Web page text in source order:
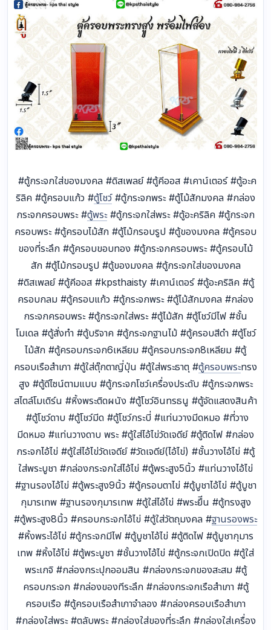
#ตู้กระจกใส่ของมงคล #ดิสเพลย์ #ตู้คีออส #เคาน์เตอร์ #ตู้อะค
ริลิค #ตู้ครอบแก้ว #ตู้โชว์#ตู้กระจกพระ #ตู้ไม้สักมงคล #กล่อง
กระจกครอบพระ #ตู้พระ#ตู้กระจกใส่พระ #ตู้อะคริลิค #ตู้กระจก
ครอบพระ #ตู้ครอบไม้สัก #ตู้ไม้กรอบรูป #ตู้ของมงคล #ตู้ครอบ
ของที่ระลึก #ตู้ครอบขอบทอง #ตู้กระจกครอบพระ #ตู้ครอบไม้
สัก #ตู้ไม้กรอบรูป #ตู้ของมงคล #ตู้กระจกใส่ของมงคล
#ดิสเพลย์ #ตู้คีออส #kpsthaisty #เคาน์เตอร์ #ตู้อะคริลิค #ตู้
ครอบกลม #ตู้ครอบแก้ว #ตู้กระจกพระ #ตู้ไม้สักมงคล #กล่อง
กระจกครอบพระ #ตู้กระจกใส่พระ #ตู้ไม้สัก #ตู้โชว์มีไฟ #ชั้น
โมเดล #ตู้สั่งทำ #ตู้บริจาค #ตู้กระจกฐานไม้ #ตู้ครอบสีดำ #ตู้โชว์
ไม้สัก #ตู้ครอบกระจก6เหลียม #ตู้ครอบกระจก8เหลียม #ตู้
ครอบเรือสำเภา #ตู้ใส่ตุ๊กตาญี่ปุ่น #ตู้ใส่พระธาตุ #ตู้ครอบพระทรง
สูง #ตู้ดีไซน์ตามแบบ #ตู้กระจกโชว์เครื่องประดับ #ตู้กระจกพระ
สไตล์โมเดิร์น #หิ้งพระติดผนัง #ตู้โชว์อินทรธนู #ตู้จัดแสดงสินค้า
#ตู้โชว์ดาบ #ตู้โชว์มีด #ตู้โชว์กระบี่ #แท่นวางมีดหมอ #ที่วาง
มีดหมอ #แท่นวางดาบ พระ #ตู้ใส่ไอ้ไข่วัดเจดีย์ #ตู้ติดไฟ #กล่อง
กระจกไอ้ไข่ #ตู้ใส่ไอ้ไข่วัดเจดีย์ #วัดเจดีย์(ไอ้ไข่) #ชั้นวางไอ้ไข่ #ตู้
ใส่พระบูชา #กล่องกระจกใส่ไอ้ไข่ #ตู้พระสูง5นิ้ว #แท่นวางไอ้ไข่
#ฐานรองไอ้ไข่ #ตู้พระสูง9นิ้ว #ตู้ครอบตาไข่ #ตู้บูชาไอ้ไข่ #ตู้บูชา
กุมารเทพ #ฐานรองกุมารเทพ #ตู้ใส่ไอ้ไข่ #พระยืีน #ตู้ทรงสูง
#ตู้พระสูง8นิ้ว #ครอบกระจกไอ้ไข่ #ตู้ใส่วัตถุมงคล #ฐานรองพระ
#หิ้งพระไอ้ไข่ #ตู้กระจกมีไฟ #ตู้บูชาไอ้ไข่ #ตู้ติดไฟ #ตู้บูชากุมาร
เทพ #หิ้งไอ้ไข่ #ตู้พระบูชา #ชั้นวางไอ้ไข่ #ตู้กระจกเปิดปิด #ตู้ใส่
พระเกจิ #กล่องกระปุกออมสิน #กล่องกระจกของสะสม #ตู้
ครอบกระจก #กล่องของทีระลึก #กล่องกระจกเรือสำเภา #ตู้
ครอบเรือ #ตู้ครอบเรือสำเภาจำลอง #กล่องครอบเรือสำเภา
#กล่องใส่พระ #ตลับพระ #กล่องใส่ของที่ระลึก #กล่องใส่เครื่อง